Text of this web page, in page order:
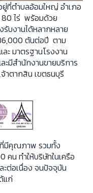
ยู่ที่ตำบลอ้อมใหญ่ อำเภอ
ไร่ พร้อมด้วย
บงานได้หลากหลาย
ตันต่อปี ตาม
ะ มาตรฐานโรงงาน
มีสำนักงานขายบริการ
าตากสิน เขตธนบุรี
มีคุณภาพ รวมทั้ง
น ทำให้บริษัทในเครือ
ต่อเนื่อง จนปัจจุบัน
แก่